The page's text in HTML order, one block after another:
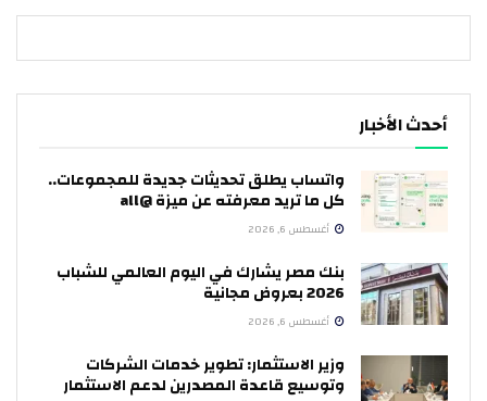
أحدث الأخبار
واتساب يطلق تحديثات جديدة للمجموعات..
كل ما تريد معرفته عن ميزة @all
أغسطس 6, 2026
بنك مصر يشارك في اليوم العالمي للشباب
2026 بعروض مجانية
أغسطس 6, 2026
وزير الاستثمار: تطوير خدمات الشركات
وتوسيع قاعدة المصدرين لدعم الاستثمار